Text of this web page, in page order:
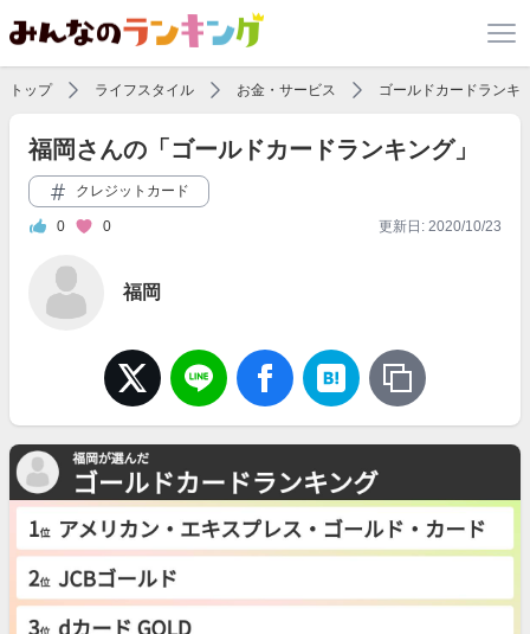
トップ ライフスタイル お金・サービス ゴールドカードランキ
福岡さんの「ゴールドカードランキング」
クレジットカード
0 0 更新日: 2020/10/23
福岡